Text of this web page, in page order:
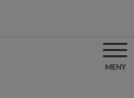
MENY